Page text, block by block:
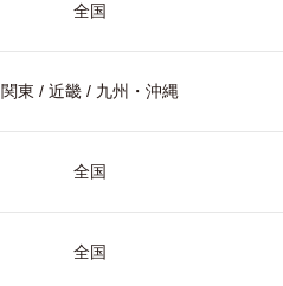
全国
関東 / 近畿 / 九州・沖縄
全国
全国